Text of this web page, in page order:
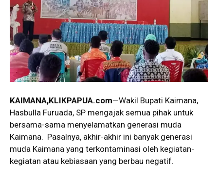
KAIMANA,KLIKPAPUA.com—Wakil Bupati Kaimana,
Hasbulla Furuada, SP mengajak semua pihak untuk
bersama-sama menyelamatkan generasi muda
Kaimana. Pasalnya, akhir-akhir ini banyak generasi
muda Kaimana yang terkontaminasi oleh kegiatan-
kegiatan atau kebiasaan yang berbau negatif.